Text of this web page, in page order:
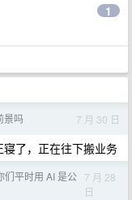
1
景吗 7 月 30 日
了，正在往下搬业务
们平时用 AI 是公 7 月 28
日